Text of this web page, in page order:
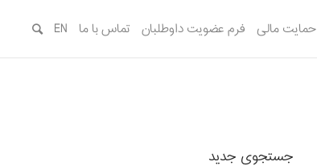
حمایت مالی فرم عضویت داوطلبان تماس با ما EN
جستجوی جدید